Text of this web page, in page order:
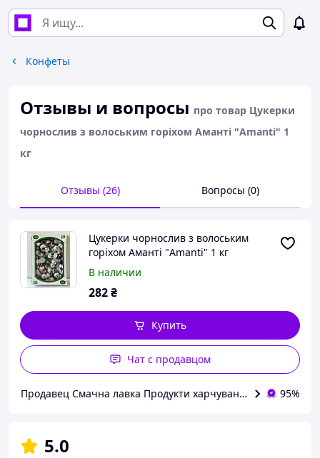
Конфеты
Отзывы и вопросы про товар Цукерки
чорнослив з волоським горіхом Аманті "Amanti" 1
кг
Отзывы (26) Вопросы (0)
Цукерки чорнослив з волоським
горіхом Аманті "Amanti" 1 кг
В наличии
282₴
Купить
Чат с продавцом
Продавец Смачна лавка Продукти харчування та товари
95%
5.0